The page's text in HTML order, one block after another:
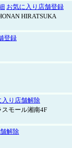
お気に入り店舗登録
HIRATSUKA
登録
入り店舗解除
モール湘南4F
解除